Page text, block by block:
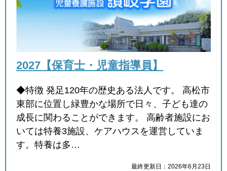
2027【保育士・児童指導員】
◆特徴 発足120年の歴史ある法人です。 高松市
東部に位置し緑豊かな場所で日々、子ども達の
成長に関わることができます。 高齢者施設にお
いては特養3施設、ケアハウスを運営していま
す。特養は多…
最終更新日：2026年6月23日